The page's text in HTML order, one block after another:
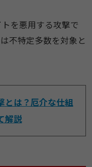
を悪用する攻撃で
不特定多数を対象と
とは？厄介な仕組
解説